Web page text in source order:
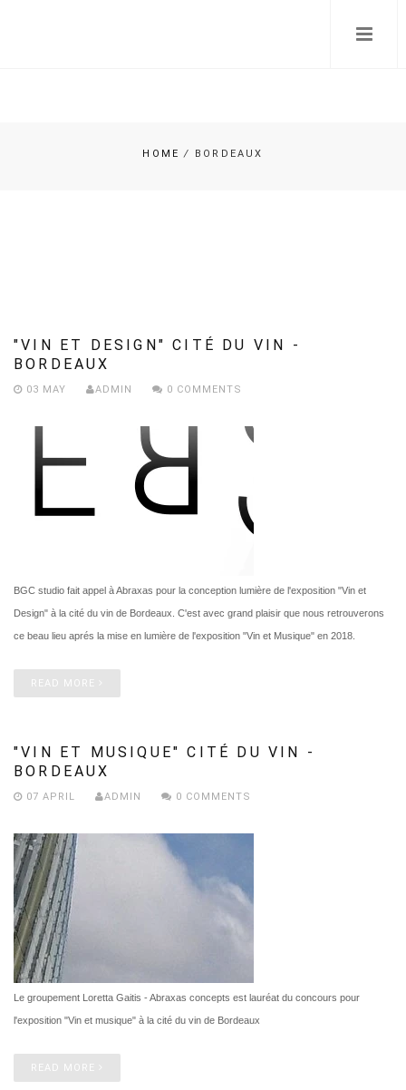
HOME / BORDEAUX
"VIN ET DESIGN" CITÉ DU VIN -
BORDEAUX
03 MAY ADMIN 0 COMMENTS
BGC studio fait appel à Abraxas pour la conception lumière de l'exposition "Vin et
Design" à la cité du vin de Bordeaux. C'est avec grand plaisir que nous retrouverons
ce beau lieu aprés la mise en lumière de l'exposition "Vin et Musique" en 2018.
READ MORE
"VIN ET MUSIQUE" CITÉ DU VIN -
BORDEAUX
07 APRIL ADMIN 0 COMMENTS
Le groupement Loretta Gaitis - Abraxas concepts est lauréat du concours pour
l'exposition "Vin et musique" à la cité du vin de Bordeaux
READ MORE